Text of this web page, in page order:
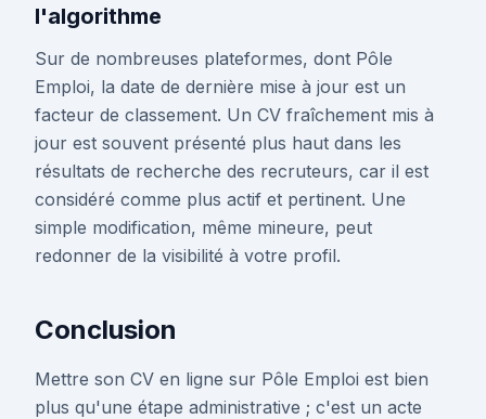
l'algorithme
Sur de nombreuses plateformes, dont Pôle
Emploi, la date de dernière mise à jour est un
facteur de classement. Un CV fraîchement mis à
jour est souvent présenté plus haut dans les
résultats de recherche des recruteurs, car il est
considéré comme plus actif et pertinent. Une
simple modification, même mineure, peut
redonner de la visibilité à votre profil.
Conclusion
Mettre son CV en ligne sur Pôle Emploi est bien
plus qu'une étape administrative ; c'est un acte